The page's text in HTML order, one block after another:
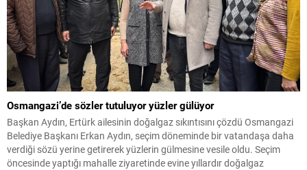
Osmangazi’de sözler tutuluyor yüzler gülüyor
Başkan Aydın, Ertürk ailesinin doğalgaz sıkıntısını çözdü Osmangazi
Belediye Başkanı Erkan Aydın, seçim döneminde bir vatandaşa daha
verdiği sözü yerine getirerek yüzlerin gülmesine vesile oldu. Seçim
öncesinde yaptığı mahalle ziyaretinde evine yıllardır doğalgaz